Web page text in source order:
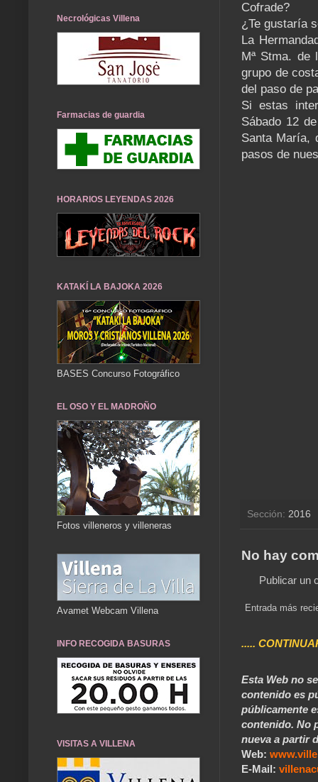
Cofrade?
¿Te gustaría
La
Mª Stma. de
grupo de
del paso de
Si estas
Sábado 12
Santa María,
pasos de
Sección: 2016
No hay
Publicar un
Entrada más
.....
Esta Web no
contenido es
públicamente
contenido. No
nueva a partir
Web:
E-Mail:
Necrológicas Villena
Farmacias de guardia
HORARIOS LEYENDAS 2026
KATAKÍ LA BAJOKA 2026
BASES Concurso Fotográfico
EL OSO Y EL MADROÑO
Fotos villeneros y villeneras
Avamet Webcam Villena
INFO RECOGIDA BASURAS
VISITAS A VILLENA